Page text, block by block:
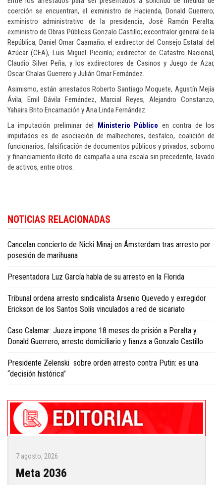
coerción se encuentran, el exministro de Hacienda, Donald Guerrero;
exministro administrativo de la presidencia, José Ramón Peralta;
exministro de Obras Públicas Gonzalo Castillo; excontralor general de la
República, Daniel Omar Caamaño; el exdirector del Consejo Estatal del
Azúcar (CEA), Luis Miguel Piccirilo; exdirector de Catastro Nacional,
Claudio Silver Peña, y los exdirectores de Casinos y Juego de Azar,
Oscar Chalas Guerrero y Julián Omar Fernández.
Asimismo, están arrestados Roberto Santiago Moquete, Agustín Mejía
Ávila, Emil Dávila Fernández, Marcial Reyes, Alejandro Constanzo,
Yahaira Brito Encarnación y Ana Linda Fernández.
La imputación preliminar del
Ministerio Público en contra de los
imputados es de asociación de malhechores, desfalco, coalición de
funcionarios, falsificación de documentos públicos y privados, soborno
y financiamiento ilícito de campaña a una escala sin precedente, lavado
de activos, entre otros.
Republic news in English.
NOTICIAS RELACIONADAS
Cancelan concierto de Nicki Minaj en Ámsterdam tras arresto por
posesión de marihuana
Presentadora Luz García habla de su arresto en la Florida
Tribunal ordena arresto sindicalista Arsenio Quevedo y exregidor
Erickson de los Santos Solís vinculados a red de sicariato
Caso Calamar: Jueza impone 18 meses de prisión a Peralta y
Donald Guerrero; arresto domiciliario y fianza a Gonzalo Castillo
Presidente Zelenski sobre orden arresto contra Putin: es una
“decisión histórica”
7 agosto, 2026
Meta 2036